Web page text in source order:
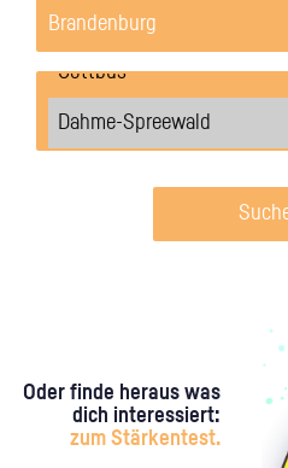
Oder finde heraus was
dich interessiert:
zum Stärkentest.